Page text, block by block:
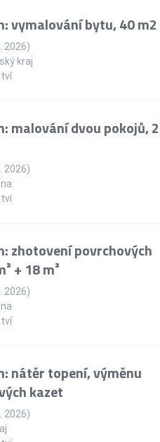
vymalování bytu, 40 m2
2026)
kraj
malování dvou pokojů,
2026)
zhotovení povrchových
+ 18 m²
2026)
nátěr topení, výměnu
kazet
2026)